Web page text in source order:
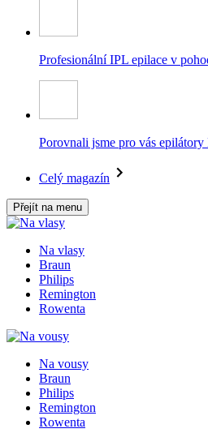
Profesionální IPL epilace v
Porovnali jsme pro vás
Celý magazín
Přejít na menu
Na vlasy
Braun
Philips
Remington
Rowenta
Na vousy
Braun
Philips
Remington
Rowenta